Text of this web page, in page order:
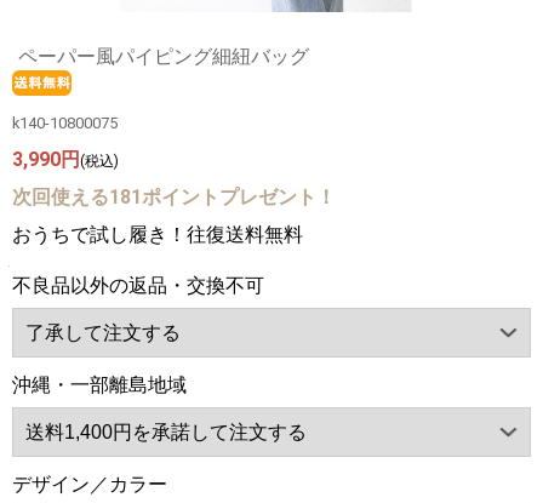
ペーパー風パイピング細紐バッグ
k140-10800075
3,990円 (税込)
次回使える181ポイントプレゼント！
おうちで試し履き！往復送料無料
不良品以外の返品・交換不可
沖縄・一部離島地域
デザイン／カラー